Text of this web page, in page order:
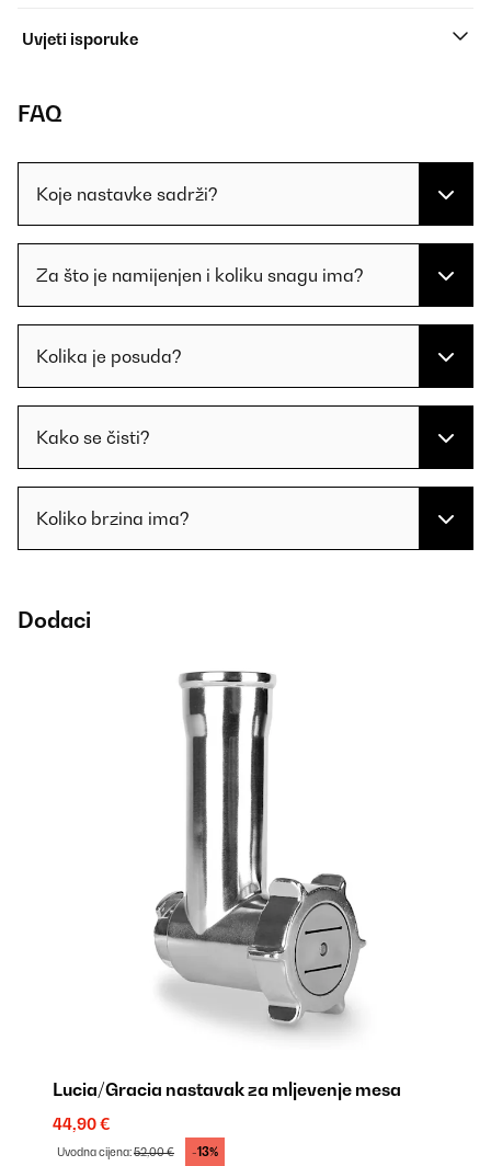
Uvjeti isporuke
FAQ
Koje nastavke sadrži?
Za što je namijenjen i koliku snagu ima?
Kolika je posuda?
Kako se čisti?
Koliko brzina ima?
Dodaci
Lucia/Gracia nastavak za mljevenje mesa
44,90 €
Uvodna cijena:52,00 € -13%